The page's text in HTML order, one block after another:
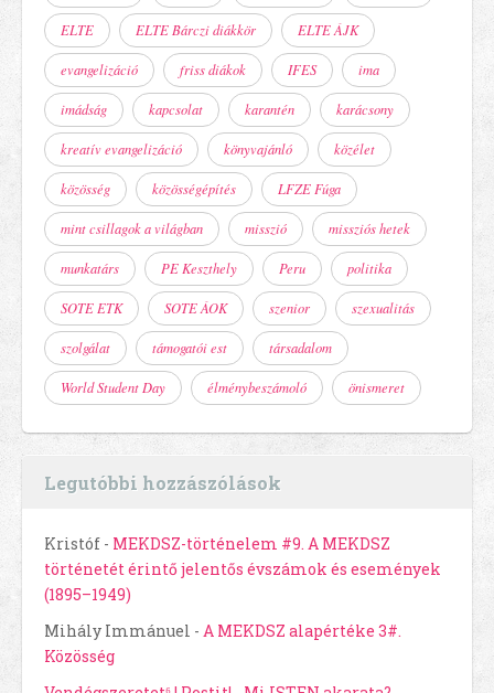
ELTE ELTE Bárczi diákkör ELTE ÁJK
evangelizáció friss diákok IFES ima
imádság kapcsolat karantén karácsony
kreatív evangelizáció könyvajánló közélet
közösség közösségépítés LFZE Fúga
mint csillagok a világban misszió missziós hetek
munkatárs PE Keszthely Peru politika
SOTE ETK SOTE ÁOK szenior szexualitás
szolgálat támogatói est társadalom
World Student Day élménybeszámoló önismeret
Legutóbbi hozzászólások
Kristóf - MEKDSZ-történelem #9. A MEKDSZ
történetét érintő jelentős évszámok és események
(1895–1949)
Mihály Immánuel - A MEKDSZ alapértéke 3#.
Közösség